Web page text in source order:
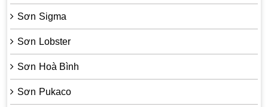
Sơn Sigma
Sơn Lobster
Sơn Hoà Bình
Sơn Pukaco